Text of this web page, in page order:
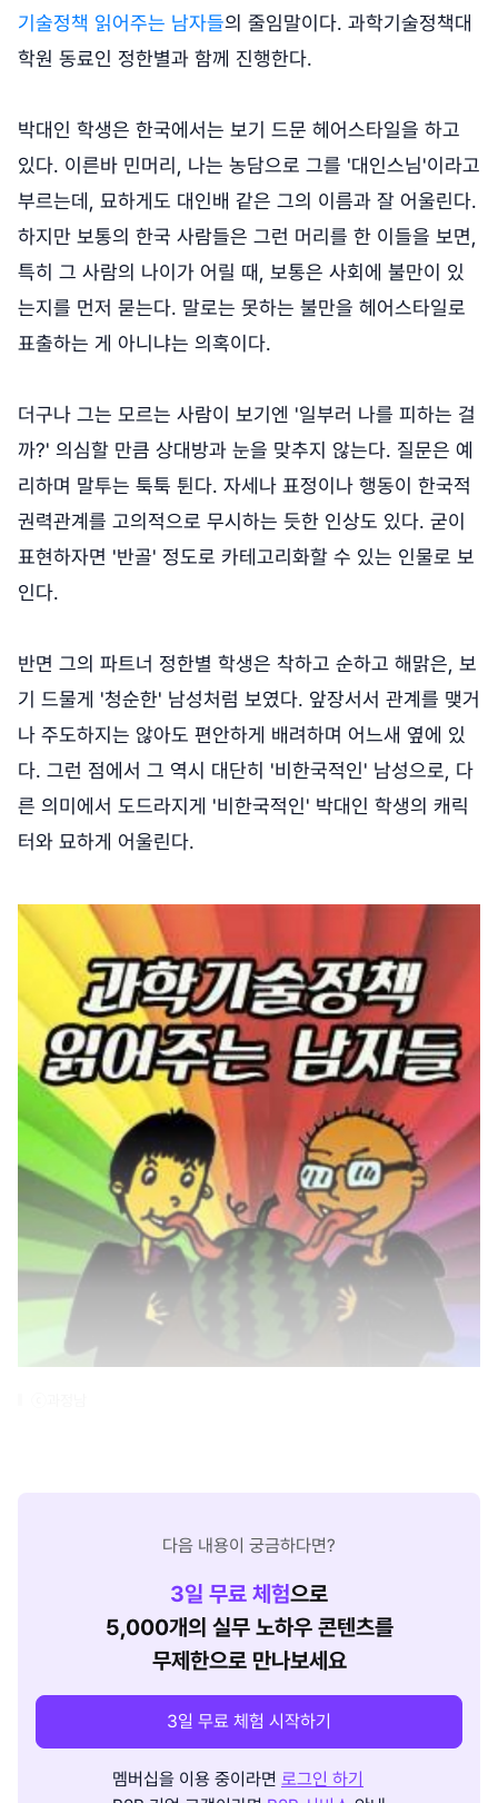
기술정책 읽어주는 남자들의 줄임말이다. 과학기술정책대
학원 동료인 정한별과 함께 진행한다.
박대인 학생은 한국에서는 보기 드문 헤어스타일을 하고
있다. 이른바 민머리, 나는 농담으로 그를 '대인스님'이라고
부르는데, 묘하게도 대인배 같은 그의 이름과 잘 어울린다.
하지만 보통의 한국 사람들은 그런 머리를 한 이들을 보면,
특히 그 사람의 나이가 어릴 때, 보통은 사회에 불만이 있
는지를 먼저 묻는다. 말로는 못하는 불만을 헤어스타일로
표출하는 게 아니냐는 의혹이다.
더구나 그는 모르는 사람이 보기엔 '일부러 나를 피하는 걸
까?' 의심할 만큼 상대방과 눈을 맞추지 않는다. 질문은 예
리하며 말투는 툭툭 튄다. 자세나 표정이나 행동이 한국적
권력관계를 고의적으로 무시하는 듯한 인상도 있다. 굳이
표현하자면 '반골' 정도로 카테고리화할 수 있는 인물로 보
인다.
반면 그의 파트너 정한별 학생은 착하고 순하고 해맑은, 보
기 드물게 '청순한' 남성처럼 보였다. 앞장서서 관계를 맺거
나 주도하지는 않아도 편안하게 배려하며 어느새 옆에 있
다. 그런 점에서 그 역시 대단히 '비한국적인' 남성으로, 다
른 의미에서 도드라지게 '비한국적인' 박대인 학생의 캐릭
터와 묘하게 어울린다.
다음 내용이 궁금하다면?
3일 무료 체험으로
5,000개의 실무 노하우 콘텐츠를
무제한으로 만나보세요
3일 무료 체험 시작하기
멤버십을 이용 중이라면 로그인 하기